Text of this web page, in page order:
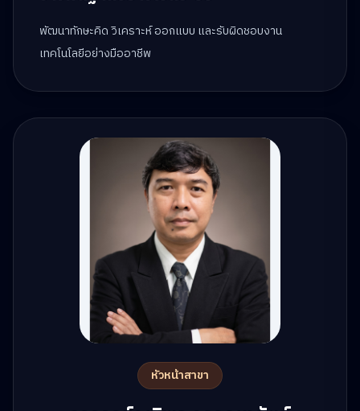
หัวหน้าสาขา
พัฒนาทักษะคิด วิเคราะห์ ออกแบบ และรับผิดชอบงาน
เทคโนโลยีอย่างมืออาชีพ